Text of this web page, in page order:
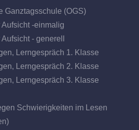
Ganztagsschule (OGS)
-einmalig
- generell
Lerngespräch 1. Klasse
Lerngespräch 2. Klasse
Lerngespräch 3. Klasse
Schwierigkeiten im Lesen